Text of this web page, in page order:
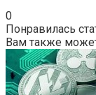
0
Понравилась
Вам также